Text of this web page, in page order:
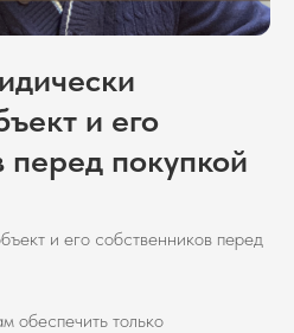
и его
перед покупкой
и его собственников перед
обеспечить только